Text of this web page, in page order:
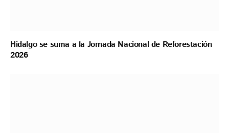
Hidalgo se suma a la Jornada Nacional de Reforestación
2026